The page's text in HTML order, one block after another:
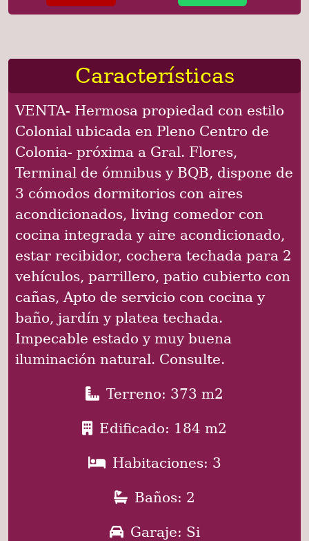
Características
VENTA- Hermosa propiedad con estilo
Colonial ubicada en Pleno Centro de
Colonia- próxima a Gral. Flores,
Terminal de ómnibus y BQB, dispone de
3 cómodos dormitorios con aires
acondicionados, living comedor con
cocina integrada y aire acondicionado,
estar recibidor, cochera techada para 2
vehículos, parrillero, patio cubierto con
cañas, Apto de servicio con cocina y
baño, jardín y platea techada.
Impecable estado y muy buena
iluminación natural. Consulte.
Terreno: 373 m2
Edificado: 184 m2
Habitaciones: 3
Baños: 2
Garaje: Si